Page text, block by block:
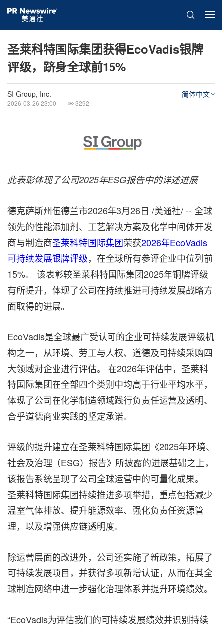
圣莱科特国际集团获得EcoVadis银牌
评级，跻身全球前15%
SI Group, Inc.
2026-03-26 23:00 3292
简体中文
此表彰体现了公司2025年ESG报告中的详述进展
德克萨斯州伍德兰市2026年3月26日 /美通社/ -- 全球
领先的性能添加剂、工艺解决方案及化学中间体开发
商与制造商圣莱科特国际集团荣获2026年EcoVadis
可持续发展银牌评级，在全球所有参评企业中位列前
15%。 该表彰较圣莱科特国际集团2025年铜牌评级
有所提升，体现了公司在持续推进可持续发展战略方
面取得的进展。
EcoVadis是全球最广受认可的企业可持续发展评级机
构之一，从环境、劳工与人权、道德及可持续采购四
大领域对企业进行评估。 在2026年评估中，圣莱科
特国际集团在全部四个类别中均高于行业平均水平，
体现了公司在化学制造领域践行负责任运营及透明、
合乎道德商业实践的坚定承诺。
评级的提升建立在圣莱科特国际集团《2025年环境、
社会及治理（ESG）报告》所披露的进展基础之上，
该报告系统呈现了公司全球运营中的可量化成果。
圣莱科特国际集团持续推进多项举措，重点包括减少
温室气体排放、提升能源效率、强化负责任资源管
理，以及增强供应链透明度。
除运营层面的改进外，公司还实施了新政策，拓展了
可持续发展项目，并获得多项新增认证，从而在其全
球制造网络中进一步强化治理体系并提升环境绩效。
“EcoVadis为评估我们的可持续发展绩效并识别持续